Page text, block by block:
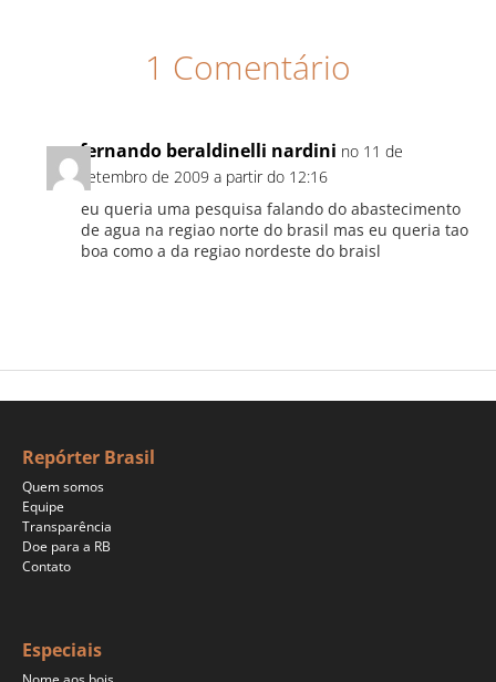
1 Comentário
fernando beraldinelli nardini no 11 de
setembro de 2009 a partir do 12:16
eu queria uma pesquisa falando do abastecimento
de agua na regiao norte do brasil mas eu queria tao
boa como a da regiao nordeste do braisl
Repórter Brasil
Quem somos
Equipe
Transparência
Doe para a RB
Contato
Especiais